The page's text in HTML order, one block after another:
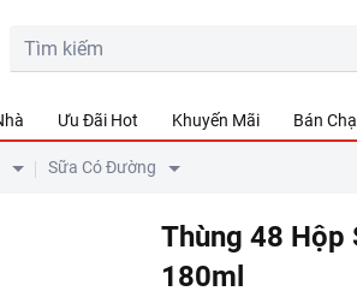
Ưu Đãi Hot Khuyến Mãi Bán
Sữa Có Đường
Thùng 48 Hộp
180ml